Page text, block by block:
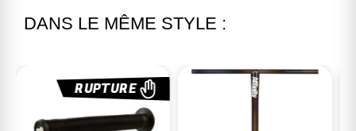
DANS LE MÊME STYLE :